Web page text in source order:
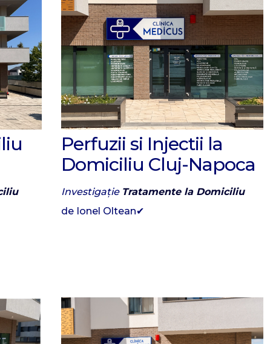
Perfuzii si Injectii la
Domiciliu Cluj-Napoca
Investigație Tratamente la Domiciliu
de Ionel Oltean✔